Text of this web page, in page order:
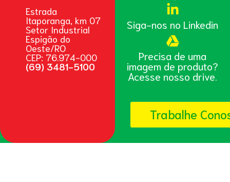
Estrada
Itaporanga, km 07
Setor Industrial
Espigão do
Oeste/RO
CEP: 76.974-000
(69) 3481-5100
Siga-nos no Linkedin
Precisa de uma
imagem de produto?
Acesse nosso drive.
Trabalhe